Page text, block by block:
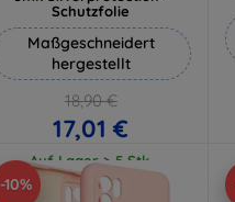
Schutzfolie
Maßgeschneidert
hergestellt
18,90 €
17,01 €
Auf Lager > 5 Stk.
-10%